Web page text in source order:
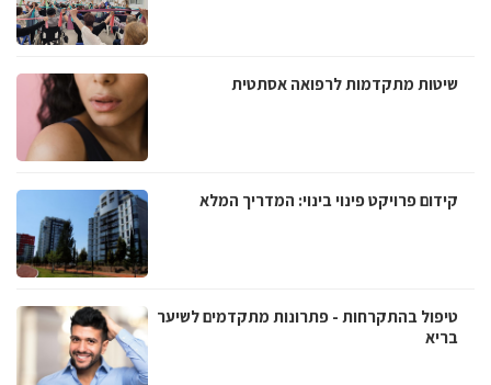
שיטות מתקדמות לרפואה אסתטית
קידום פרויקט פינוי בינוי: המדריך המלא
טיפול בהתקרחות - פתרונות מתקדמים לשיער
בריא